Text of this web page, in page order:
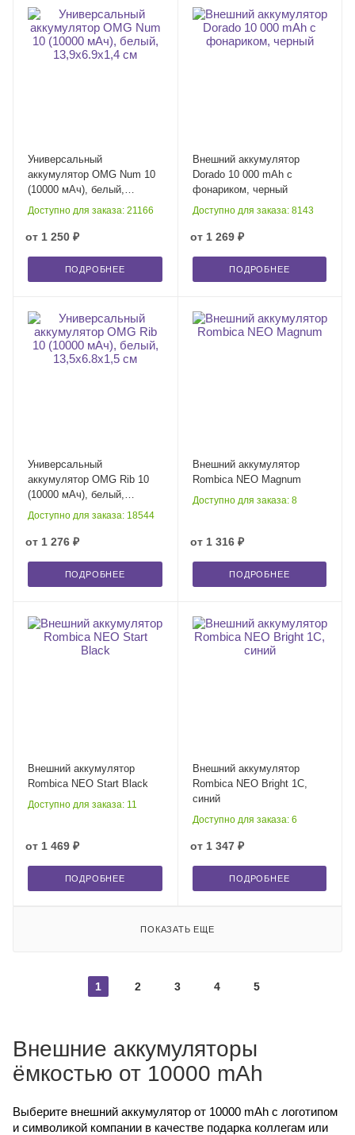
Универсальный
аккумулятор OMG Num 10
(10000 мАч), белый,
13,9х6.9х1,4 см
Доступно для заказа: 21166
от 1 250 ₽
ПОДРОБНЕЕ
Внешний аккумулятор
Dorado 10 000 mAh с
фонариком, черный
Доступно для заказа: 8143
от 1 269 ₽
ПОДРОБНЕЕ
Универсальный
аккумулятор OMG Rib 10
(10000 мАч), белый,
13,5х6.8х1,5 см
Доступно для заказа: 18544
от 1 276 ₽
ПОДРОБНЕЕ
Внешний аккумулятор
Rombica NEO Magnum
Доступно для заказа: 8
от 1 316 ₽
ПОДРОБНЕЕ
Внешний аккумулятор
Rombica NEO Start Black
Доступно для заказа: 11
от 1 469 ₽
ПОДРОБНЕЕ
Внешний аккумулятор
Rombica NEO Bright 1C,
синий
Доступно для заказа: 6
от 1 347 ₽
ПОДРОБНЕЕ
ПОКАЗАТЬ ЕЩЕ
1 2 3 4 5
Внешние аккумуляторы
ёмкостью от 10000 mAh
Выберите внешний аккумулятор от 10000 mAh с логотипом
и символикой компании в качестве подарка коллегам или